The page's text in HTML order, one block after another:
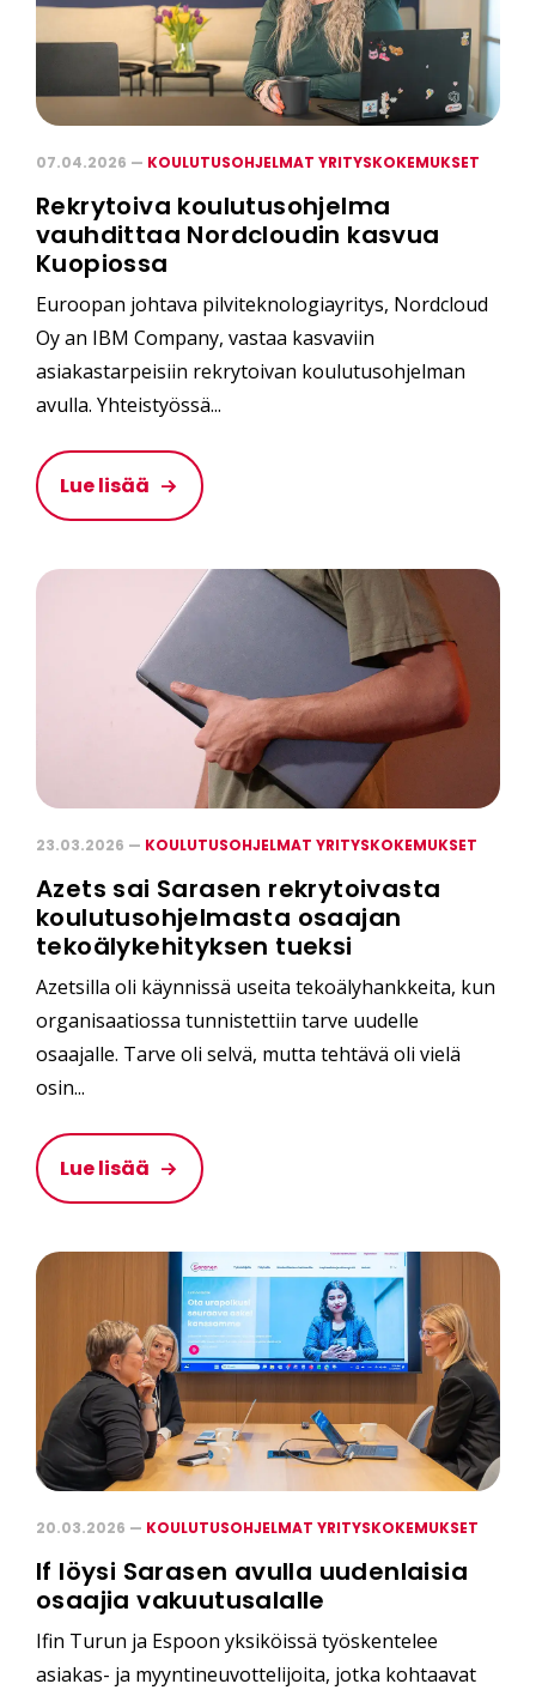
07.04.2026 — KOULUTUSOHJELMAT YRITYSKOKEMUKSET
Rekrytoiva koulutusohjelma
vauhdittaa Nordcloudin kasvua
Kuopiossa
Euroopan johtava pilviteknologiayritys, Nordcloud
Oy an IBM Company, vastaa kasvaviin
asiakastarpeisiin rekrytoivan koulutusohjelman
avulla. Yhteistyössä...
Lue lisää
23.03.2026 — KOULUTUSOHJELMAT YRITYSKOKEMUKSET
Azets sai Sarasen rekrytoivasta
koulutusohjelmasta osaajan
tekoälykehityksen tueksi
Azetsilla oli käynnissä useita tekoälyhankkeita, kun
organisaatiossa tunnistettiin tarve uudelle
osaajalle. Tarve oli selvä, mutta tehtävä oli vielä
osin...
Lue lisää
20.03.2026 — KOULUTUSOHJELMAT YRITYSKOKEMUKSET
If löysi Sarasen avulla uudenlaisia
osaajia vakuutusalalle
Ifin Turun ja Espoon yksiköissä työskentelee
asiakas- ja myyntineuvottelijoita, jotka kohtaavat